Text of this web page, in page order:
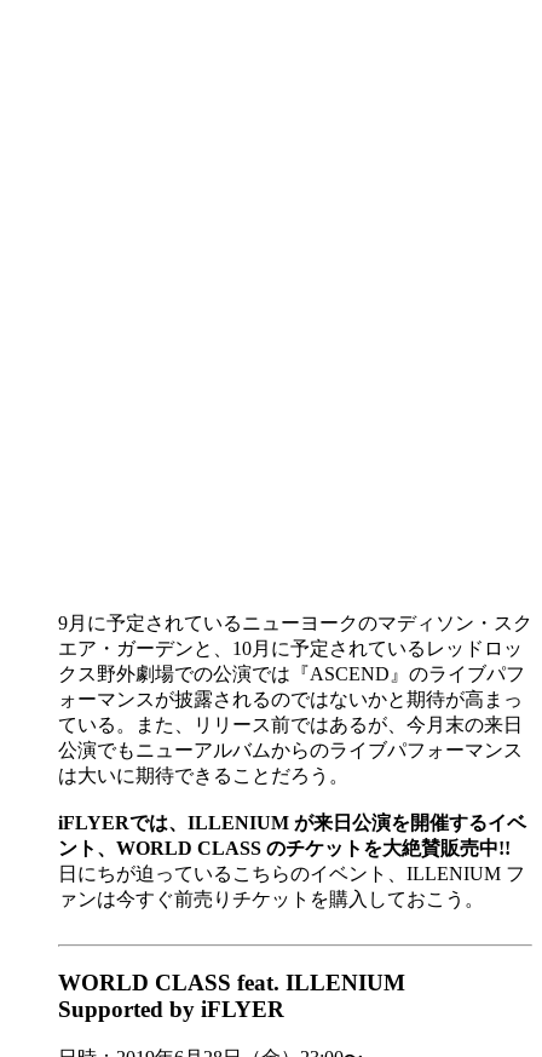
9月に予定されているニューヨークのマディソン・スク
エア・ガーデンと、10月に予定されているレッドロッ
クス野外劇場での公演では『ASCEND』のライブパフ
ォーマンスが披露されるのではないかと期待が高まっ
ている。また、リリース前ではあるが、今月末の来日
公演でもニューアルバムからのライブパフォーマンス
は大いに期待できることだろう。
iFLYERでは、ILLENIUM が来日公演を開催するイベ
ント、WORLD CLASS のチケットを大絶賛販売中!!
日にちが迫っているこちらのイベント、ILLENIUM フ
ァンは今すぐ前売りチケットを購入しておこう。
WORLD CLASS feat. ILLENIUM
Supported by iFLYER